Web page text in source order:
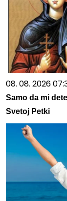
08. 08. 2026
Samo da mi
Svetoj Petki